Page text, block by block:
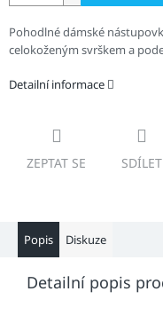
Pohodlné dámské
celokoženým svrškem a
Detailní informace
ZEPTAT SE SDÍLET
Popis Diskuze
Detailní popis